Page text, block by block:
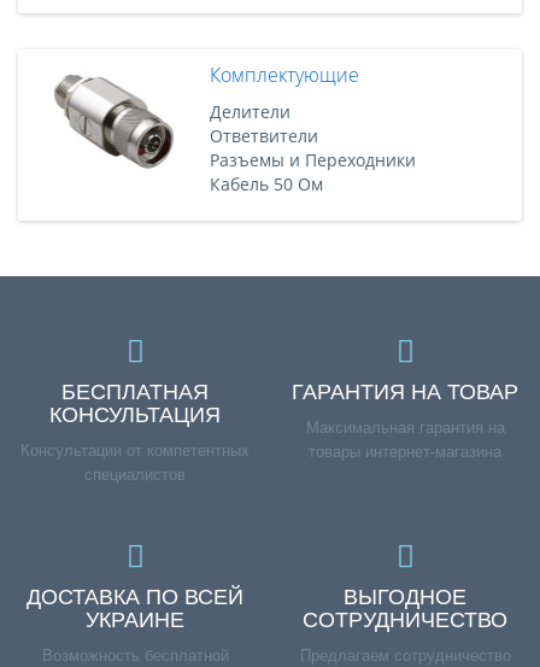
Комплектующие
Делители
Ответвители
Разъемы и Переходники
Кабель 50 Ом
БЕСПЛАТНАЯ
КОНСУЛЬТАЦИЯ
Консультации от компетентных
специалистов
ГАРАНТИЯ НА ТОВАР
Максимальная гарантия на
товары интернет-магазина
ДОСТАВКА ПО ВСЕЙ
УКРАИНЕ
Возможность бесплатной
ВЫГОДНОЕ
СОТРУДНИЧЕСТВО
Предлагаем сотрудничество